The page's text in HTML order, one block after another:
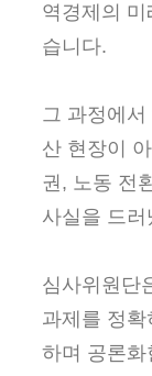
역경제의
습니다.
그 과정에
산 현장이
권, 노동 전
사실을 드러
심사위원단
과제를 정확
하며 공론화